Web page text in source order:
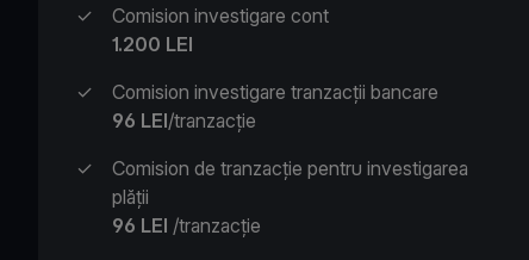
✓
Comision investigare cont
1.200 LEI
✓
Comision investigare tranzacții bancare
96 LEI/tranzacție
✓
Comision de tranzacție pentru investigarea
plății
96 LEI /tranzacție